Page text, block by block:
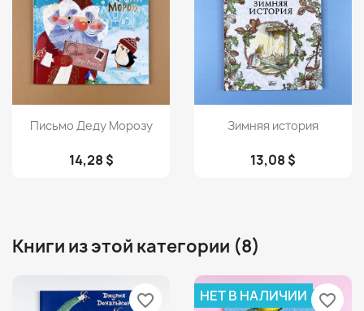
Просмотр
Письмо Деду Морозу
14,28 $
Просмотр
Зимняя история
13,08 $
Книги из этой категории (8)
favorite_border НЕТ В НАЛИЧИИ favorite_border